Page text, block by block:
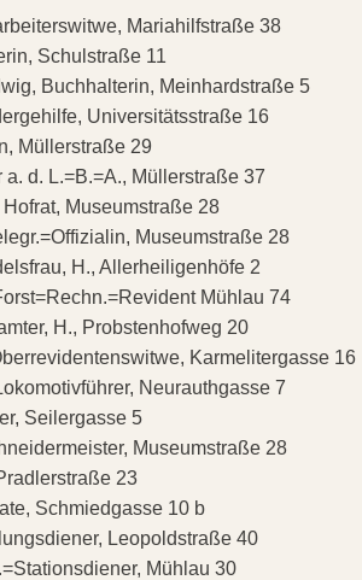
Mariahilfstraße 38
Schulstraße 11
Buchhalterin, Meinhardstraße 5
Universitätsstraße 16
Müllerstraße 29
d. L.=B.=A., Müllerstraße 37
Museumstraße 28
Museumstraße 28
H., Allerheiligenhöfe 2
Mühlau 74
H., Probstenhofweg 20
Karmelitergasse 16
Neurauthgasse 7
Seilergasse 5
Museumstraße 28
23
Schmiedgasse 10 b
Leopoldstraße 40
Mühlau 30